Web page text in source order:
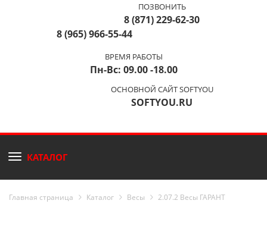
ПОЗВОНИТЬ
8 (871) 229-62-30
8 (965) 966-55-44
ВРЕМЯ РАБОТЫ
Пн-Вс: 09.00 -18.00
ОСНОВНОЙ САЙТ SOFTYOU
SOFTYOU.RU
КАТАЛОГ
Главная страница Каталог Весы 2.07.2 Весы ГАРАНТ